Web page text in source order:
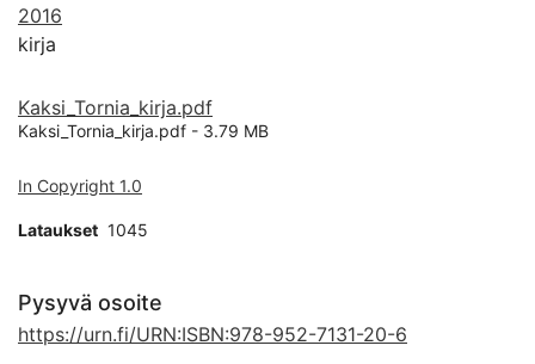
2016
kirja
Kaksi_Tornia_kirja.pdf
Kaksi_Tornia_kirja.pdf - 3.79 MB
In Copyright 1.0
Lataukset 1045
Pysyvä osoite
https://urn.fi/URN:ISBN:978-952-7131-20-6